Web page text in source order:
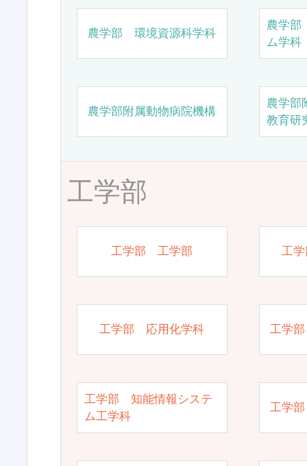
農学部 環境資源科学科
農学
ム学科
農学部附属動物病院機構
農学部
教育研
工学部
工学部 工学部 工
工学部 応用化学科 工学
工学部 知能情報システ
ム工学科
工学